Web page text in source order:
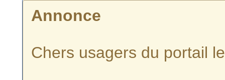
Annonce
Chers usagers du portail